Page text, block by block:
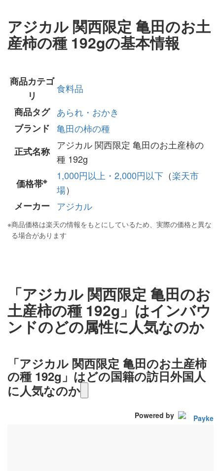
アジカル 関西限定 亀田のお土
産柿の種 192gの基本情報
商品カテゴ
リ
食料品
商品タグ あられ・おかき
ブランド 亀田の柿の種
正式名称
アジカル 関西限定 亀田のお土産柿の
種 192g
価格帯※ 1,000円以上・2,000円以下 （楽天市
場）
メーカー アジカル
※商品価格は楽天の情報をもとにしているため、実際の価格と異な
る場合があります
「アジカル 関西限定 亀田のお
土産柿の種 192g」はインバウ
ンドのどの属性に人気なのか
「アジカル 関西限定 亀田のお土産柿
の種 192g」はどの国籍の訪日外国人
に人気なのか
Powered by